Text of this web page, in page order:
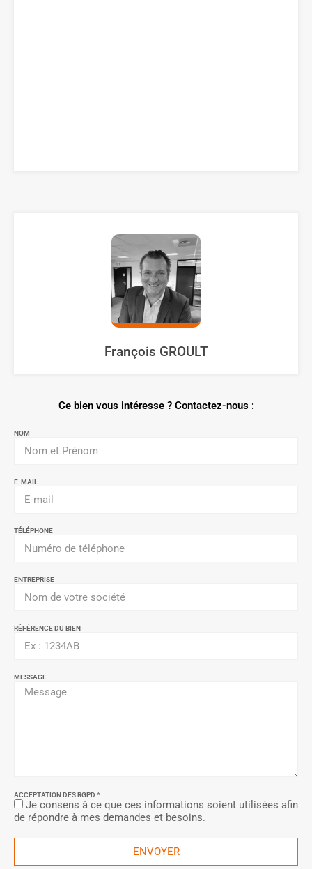
François GROULT
Ce bien vous intéresse ? Contactez-nous :
NOM
E-MAIL
TÉLÉPHONE
ENTREPRISE
RÉFÉRENCE DU BIEN
MESSAGE
ACCEPTATION DES RGPD *
Je consens à ce que ces informations soient utilisées afin
de répondre à mes demandes et besoins.
ENVOYER